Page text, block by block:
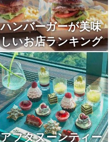
ハンバーガーが美味
しいお店ランキング
アフタヌーンティー